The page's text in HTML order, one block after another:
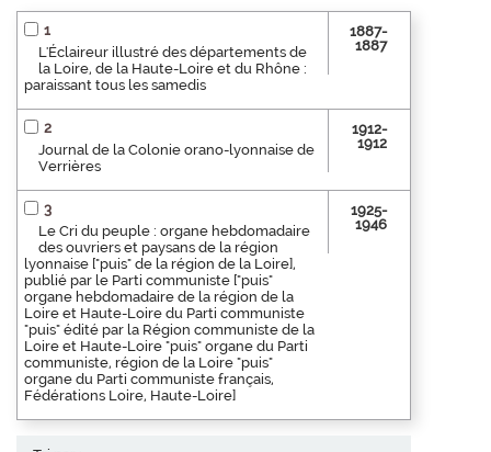
1
L'Éclaireur illustré des départements de
la Loire, de la Haute-Loire et du Rhône :
paraissant tous les samedis
1887-
1887
2
Journal de la Colonie orano-lyonnaise de
Verrières
1912-
1912
3
Le Cri du peuple : organe hebdomadaire
des ouvriers et paysans de la région
lyonnaise ["puis" de la région de la Loire],
publié par le Parti communiste ["puis"
organe hebdomadaire de la région de la
Loire et Haute-Loire du Parti communiste
"puis" édité par la Région communiste de la
Loire et Haute-Loire "puis" organe du Parti
communiste, région de la Loire "puis"
organe du Parti communiste français,
Fédérations Loire, Haute-Loire]
1925-
1946